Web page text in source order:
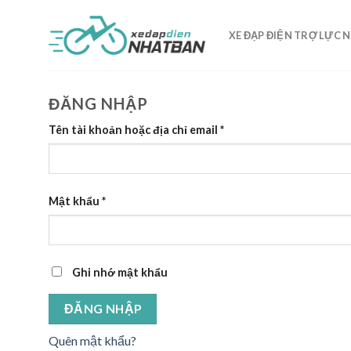
XE ĐẠP ĐIỆN TRỢ LỰC
ĐĂNG NHẬP
Tên tài khoản hoặc địa chỉ email *
Mật khẩu *
Ghi nhớ mật khẩu
ĐĂNG NHẬP
Quên mật khẩu?